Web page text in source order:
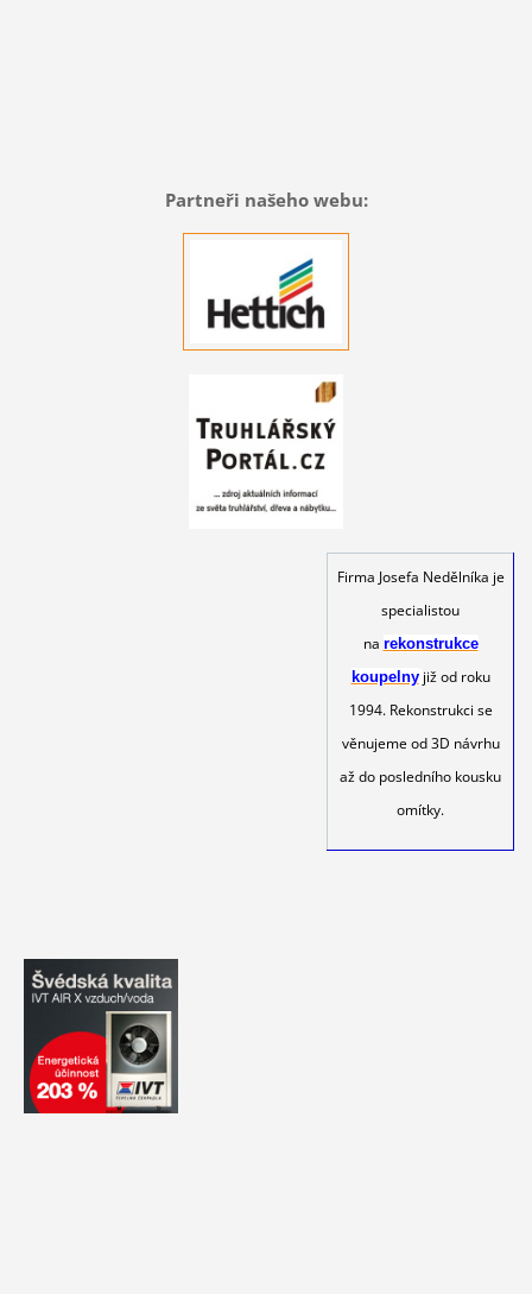
Partneři našeho webu:
Firma Josefa Nedělníka je
specialistou
na rekonstrukce
koupelny již od roku
1994. Rekonstrukci se
věnujeme od 3D návrhu
až do posledního kousku
omítky.